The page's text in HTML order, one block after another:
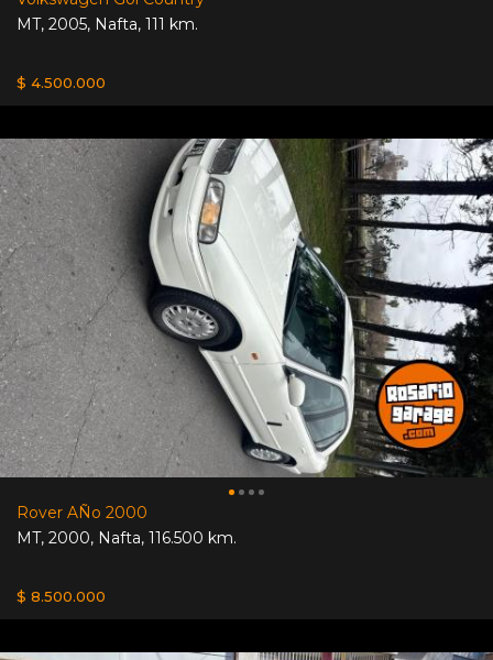
MT, 2005, Nafta, 111 km.
$ 4.500.000
Rover AÑo 2000
MT, 2000, Nafta, 116.500 km.
$ 8.500.000